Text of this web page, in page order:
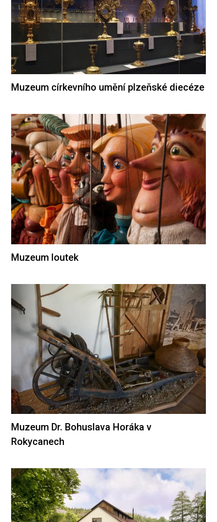
Muzeum církevního umění plzeňské diecéze
Muzeum loutek
Muzeum Dr. Bohuslava Horáka v
Rokycanech